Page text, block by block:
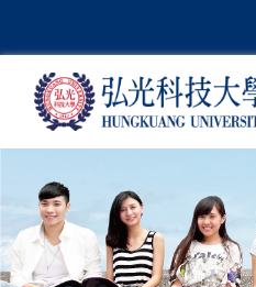
主
容
區